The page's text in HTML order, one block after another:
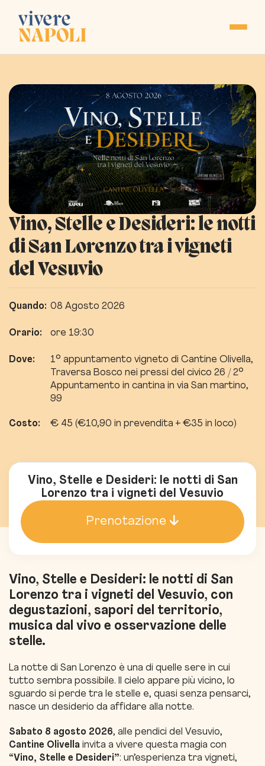
Vino, Stelle e Desideri: le notti
di San Lorenzo tra i vigneti
del Vesuvio
Quando: 08 Agosto 2026
Orario: ore 19:30
Dove:
1° appuntamento vigneto di Cantine Olivella,
Traversa Bosco nei pressi del civico 26 / 2°
Appuntamento in cantina in via San martino,
99
Costo: € 45 (€10,90 in prevendita + €35 in loco)
Vino, Stelle e Desideri: le notti di San
Lorenzo tra i vigneti del Vesuvio
Prenotazione
Vino, Stelle e Desideri: le notti di San
Lorenzo tra i vigneti del Vesuvio, con
degustazioni, sapori del territorio,
musica dal vivo e osservazione delle
stelle.
La notte di San Lorenzo è una di quelle sere in cui
tutto sembra possibile. Il cielo appare più vicino, lo
sguardo si perde tra le stelle e, quasi senza pensarci,
nasce un desiderio da affidare alla notte.
Sabato 8 agosto 2026, alle pendici del Vesuvio,
Cantine Olivella invita a vivere questa magia con
“Vino, Stelle e Desideri”: un’esperienza tra vigneti,